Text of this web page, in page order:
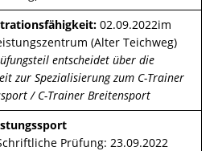
02.09.2022im
(Alter Teichweg)
entscheidet über die
zur Spezialisierung zum C-Trainer
/ C-Trainer Breitensport
Prüfung: 23.09.2022